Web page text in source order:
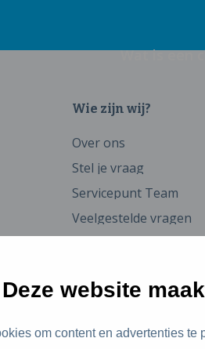
Deze website
om content en advertenties
Wat is een
Wie zijn wij?
Over ons
Stel je vraag
Servicepunt Team
Veelgestelde vragen